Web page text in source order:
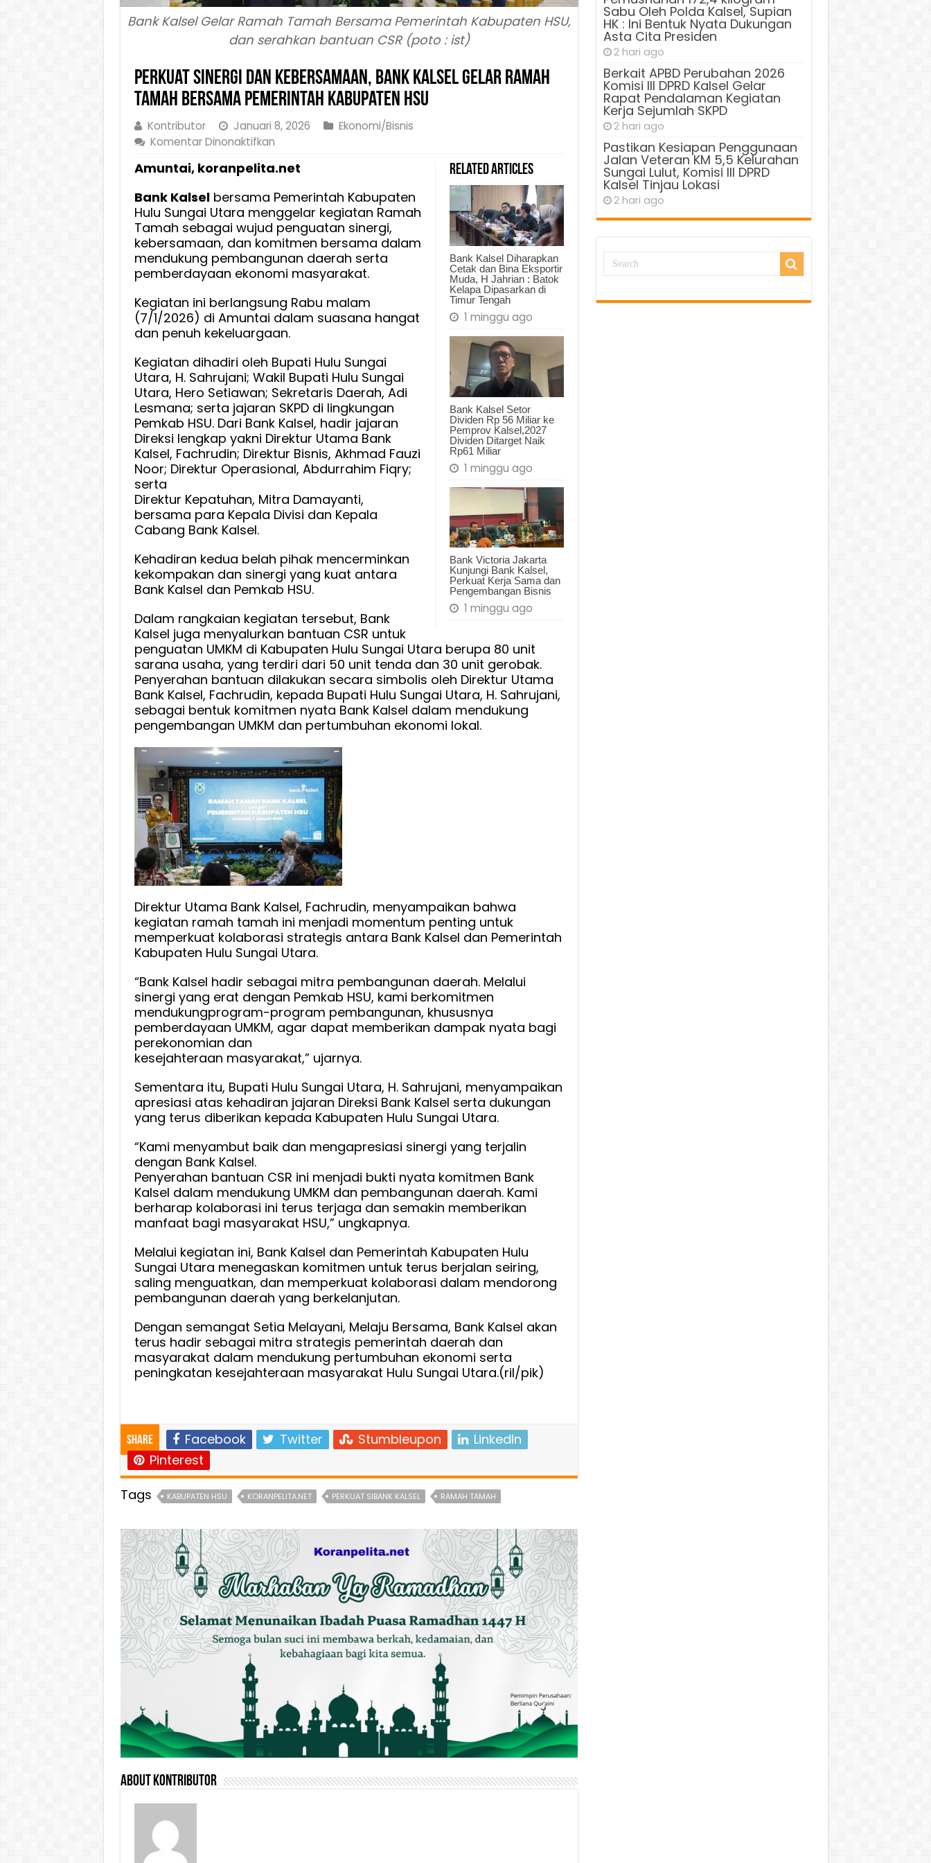
Bank Kalsel Gelar Ramah Tamah Bersama Pemerintah Kabupaten HSU,
dan serahkan bantuan CSR (poto : ist)
Perkuat Sinergi dan Kebersamaan, Bank Kalsel Gelar Ramah
Tamah Bersama Pemerintah Kabupaten HSU
Kontributor Januari 8, 2026
Ekonomi/Bisnis
Komentar Dinonaktifkanpada
Sinergi
Kebersamaan,
Bank
Kalsel
Gelar
Ramah
Bersama
Pemerintah
Kabupaten
Related Articles
Bank Kalsel Diharapkan
Cetak dan Bina Eksportir
Muda, H Jahrian : Batok
Kelapa Dipasarkan di
Timur Tengah
1 minggu ago
Bank Kalsel Setor
Dividen Rp 56 Miliar ke
Pemprov Kalsel,2027
Dividen Ditarget Naik
Rp61 Miliar
1 minggu ago
Bank Victoria Jakarta
Kunjungi Bank Kalsel,
Perkuat Kerja Sama dan
Pengembangan Bisnis
1 minggu ago
Amuntai, koranpelita.net
Bank Kalselbersama Pemerintah Kabupaten
Hulu Sungai Utara menggelar kegiatan Ramah
Tamah sebagai wujud penguatan sinergi,
kebersamaan, dan komitmen bersama dalam
mendukung pembangunan daerah serta
pemberdayaan ekonomi masyarakat.
Kegiatan ini berlangsung Rabu malam
(7/1/2026) di Amuntai dalam suasana hangat
dan penuh kekeluargaan.
Kegiatan dihadiri oleh Bupati Hulu Sungai
Utara, H. Sahrujani; Wakil Bupati Hulu Sungai
Utara, Hero Setiawan; Sekretaris Daerah, Adi
Lesmana; serta jajaran SKPD di lingkungan
Pemkab HSU. Dari Bank Kalsel, hadir jajaran
Direksi lengkap yakni Direktur Utama Bank
Kalsel, Fachrudin; Direktur Bisnis, Akhmad Fauzi
Noor; Direktur Operasional, Abdurrahim Fiqry;
serta
Direktur Kepatuhan, Mitra Damayanti,
bersama para Kepala Divisi dan Kepala
Cabang Bank Kalsel.
Kehadiran kedua belah pihak mencerminkan
kekompakan dan sinergi yang kuat antara
Bank Kalsel dan Pemkab HSU.
Dalam rangkaian kegiatan tersebut, Bank
Kalsel juga menyalurkan bantuan CSR untuk
penguatan UMKM di Kabupaten Hulu Sungai Utara berupa 80 unit
sarana usaha, yang terdiri dari 50 unit tenda dan 30 unit gerobak.
Penyerahan bantuan dilakukan secara simbolis oleh Direktur Utama
Bank Kalsel, Fachrudin, kepada Bupati Hulu Sungai Utara, H. Sahrujani,
sebagai bentuk komitmen nyata Bank Kalsel dalam mendukung
pengembangan UMKM dan pertumbuhan ekonomi lokal.
Direktur Utama Bank Kalsel, Fachrudin, menyampaikan bahwa
kegiatan ramah tamah ini menjadi momentum penting untuk
memperkuat kolaborasi strategis antara Bank Kalsel dan Pemerintah
Kabupaten Hulu Sungai Utara.
“Bank Kalsel hadir sebagai mitra pembangunan daerah. Melalui
sinergi yang erat dengan Pemkab HSU, kami berkomitmen
mendukungprogram-program pembangunan, khususnya
pemberdayaan UMKM, agar dapat memberikan dampak nyata bagi
perekonomian dan
kesejahteraan masyarakat,” ujarnya.
Sementara itu, Bupati Hulu Sungai Utara, H. Sahrujani, menyampaikan
apresiasi atas kehadiran jajaran Direksi Bank Kalsel serta dukungan
yang terus diberikan kepada Kabupaten Hulu Sungai Utara.
“Kami menyambut baik dan mengapresiasi sinergi yang terjalin
dengan Bank Kalsel.
Penyerahan bantuan CSR ini menjadi bukti nyata komitmen Bank
Kalsel dalam mendukung UMKM dan pembangunan daerah. Kami
berharap kolaborasi ini terus terjaga dan semakin memberikan
manfaat bagi masyarakat HSU,” ungkapnya.
Melalui kegiatan ini, Bank Kalsel dan Pemerintah Kabupaten Hulu
Sungai Utara menegaskan komitmen untuk terus berjalan seiring,
saling menguatkan, dan memperkuat kolaborasi dalam mendorong
pembangunan daerah yang berkelanjutan.
Dengan semangat Setia Melayani, Melaju Bersama, Bank Kalsel akan
terus hadir sebagai mitra strategis pemerintah daerah dan
masyarakat dalam mendukung pertumbuhan ekonomi serta
peningkatan kesejahteraan masyarakat Hulu Sungai Utara.(ril/pik)
Share Facebook Twitter Stumbleupon
LinkedIn
Pinterest
Tags
KABUPATEN HSU KORANPELITA.NET PERKUAT SIBANK KALSEL RAMAH TAMAH
About Kontributor
Sabu Oleh Polda Kalsel, Supian
HK : Ini Bentuk Nyata Dukungan
Asta Cita Presiden
2 hari ago
Berkait APBD Perubahan 2026
Komisi III DPRD Kalsel Gelar
Rapat Pendalaman Kegiatan
Kerja Sejumlah SKPD
2 hari ago
Pastikan Kesiapan Penggunaan
Jalan Veteran KM 5,5 Kelurahan
Sungai Lulut, Komisi III DPRD
Kalsel Tinjau Lokasi
2 hari ago